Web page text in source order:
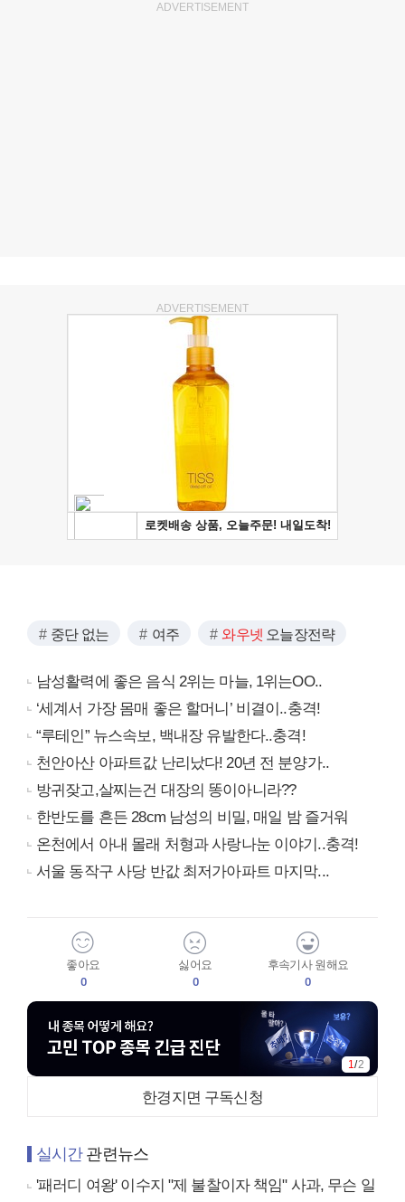
ADVERTISEMENT
ADVERTISEMENT
중단 없는 여주 와우넷 오늘장전략
남성활력에 좋은 음식 2위는 마늘, 1위는OO..
‘세계서 가장 몸매 좋은 할머니’ 비결이..충격!
“루테인” 뉴스속보, 백내장 유발한다..충격!
천안아산 아파트값 난리났다! 20년 전 분양가..
방귀잦고,살찌는건 대장의 똥이아니라??
한반도를 흔든 28cm 남성의 비밀, 매일 밤 즐거워
온천에서 아내 몰래 처형과 사랑나눈 이야기..충격!
서울 동작구 사당 반값 최저가아파트 마지막...
좋아요
0
싫어요
0
후속기사 원해요
0
1/2
한경지면 구독신청
실시간관련뉴스
'패러디 여왕' 이수지 "제 불찰이자 책임" 사과, 무슨 일